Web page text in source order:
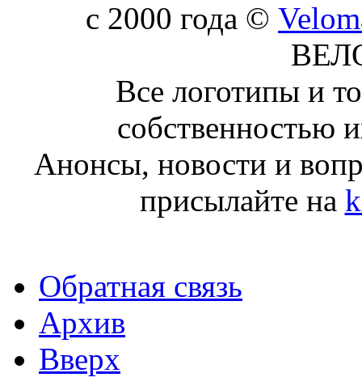
c 2000 года ©
Все логотипы и
собственностью
Анонсы, новости и
присылайте на
Обратная связь
Архив
Вверх